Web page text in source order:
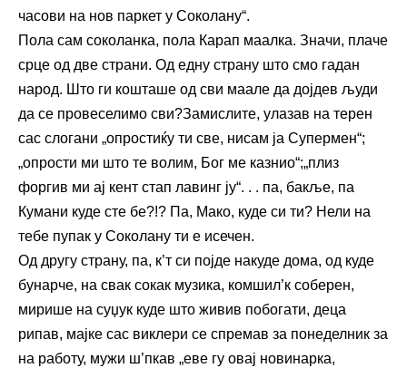
часови на нов паркет у Соколану“.
Пола сам соколанка, пола Карап маалка. Значи, плаче
срце од две страни. Од едну страну што смо гадан
народ. Што ги кошташе од сви маале да дојдев људи
да се провеселимо сви?Замислите, улазав на терен
сас слогани „опростиќу ти све, нисам ја Супермен“;
„опрости ми што те волим, Бог ме казнио“;„плиз
форгив ми ај кент стап лавинг ју“. . . па, бакље, па
Кумани куде сте бе?!? Па, Мако, куде си ти? Нели на
тебе пупак у Соколану ти е исечен.
Од другу страну, па, к’т си појде накуде дома, од куде
бунарче, на свак сокак музика, комшил’к соберен,
мирише на суџук куде што живив побогати, деца
рипав, мајке сас виклери се спремав за понеделник за
на работу, мужи ш’пкав „еве гу овај новинарка,